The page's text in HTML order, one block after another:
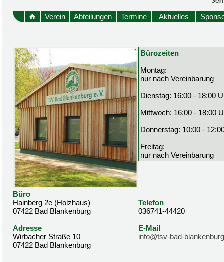
Verein Abteilungen Termine Aktuelles
Bürozeiten
Montag:
nur nach Vereinbarung
Dienstag: 16:00 - 18:00
Mittwoch: 16:00 - 18:00
Donnerstag: 10:00 -
Freitag:
nur nach Vereinbarung
Büro
Hainberg 2e (Holzhaus)
07422 Bad Blankenburg
Adresse
Wirbacher Straße 10
07422 Bad Blankenburg
Telefon
036741-44420
E-Mail
info@tsv-bad-